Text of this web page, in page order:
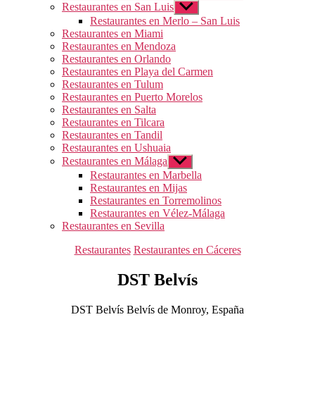
Restaurantes en San Luis Mostrar
el
submenú
Restaurantes en Merlo – San Luis
Restaurantes en Miami
Restaurantes en Mendoza
Restaurantes en Orlando
Restaurantes en Playa del Carmen
Restaurantes en Tulum
Restaurantes en Puerto Morelos
Restaurantes en Salta
Restaurantes en Tilcara
Restaurantes en Tandil
Restaurantes en Ushuaia
Restaurantes en Málaga Mostrar
el
submenú
Restaurantes en Marbella
Restaurantes en Mijas
Restaurantes en Torremolinos
Restaurantes en Vélez-Málaga
Restaurantes en Sevilla
Categorías
Restaurantes Restaurantes en Cáceres
DST Belvís
DST Belvís Belvís de Monroy, España